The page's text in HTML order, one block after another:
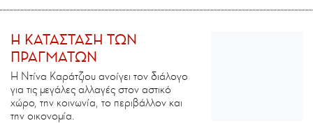
H ΚΑΤΑΣΤΑΣΗ ΤΩΝ
ΠΡΑΓΜΑΤΩΝ
Η Ντίνα Καράτζιου ανοίγει τον διάλογο
για τις μεγάλες αλλαγές στον αστικό
χώρο, την κοινωνία, το περιβάλλον και
την οικονομία.